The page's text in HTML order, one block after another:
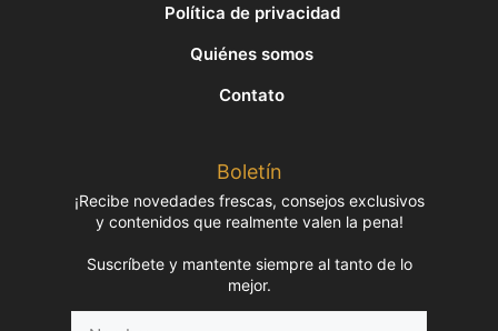
Política de privacidad
Quiénes somos
Contato
Boletín
¡Recibe novedades frescas, consejos exclusivos
y contenidos que realmente valen la pena!
Suscríbete y mantente siempre al tanto de lo
mejor.